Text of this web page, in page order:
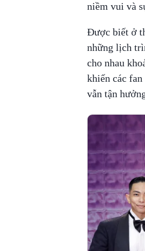
niềm vui và
Được biết ở
những lịch
cho nhau
khiến các
vẫn tận